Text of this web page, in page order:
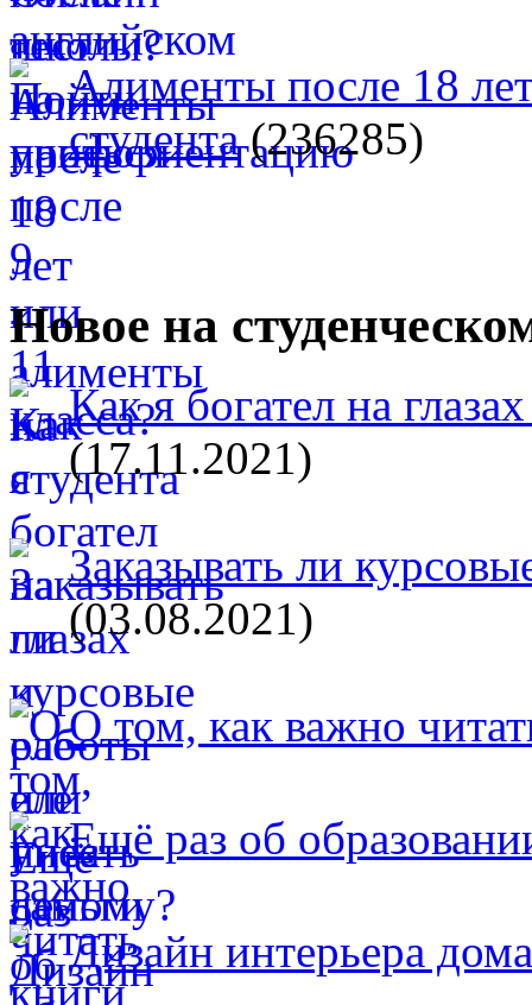
Алименты после 18
студента(236285)
Новое на
Как я богател на
(17.11.2021)
Заказывать ли
(03.08.2021)
О том, как важно
Ещё раз об
Дизайн интерьера дома